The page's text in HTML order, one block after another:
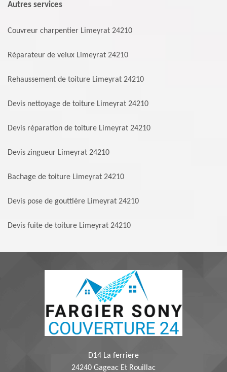
Autres services
Couvreur charpentier Limeyrat 24210
Réparateur de velux Limeyrat 24210
Rehaussement de toiture Limeyrat 24210
Devis nettoyage de toiture Limeyrat 24210
Devis réparation de toiture Limeyrat 24210
Devis zingueur Limeyrat 24210
Bachage de toiture Limeyrat 24210
Devis pose de gouttière Limeyrat 24210
Devis fuite de toiture Limeyrat 24210
D14 La ferriere
24240 Gageac Et Rouillac